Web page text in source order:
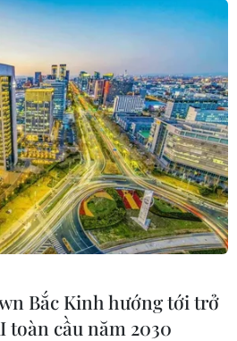
đạo diễn
lịch sử
Tỵ được kỳ
sẽ có 3
lịch sử
trào lưu
nở rộ và sự
“trăm tỷ.”
(Vietnam+)
Bắc Kinh hướng tới trở
cầu năm 2030